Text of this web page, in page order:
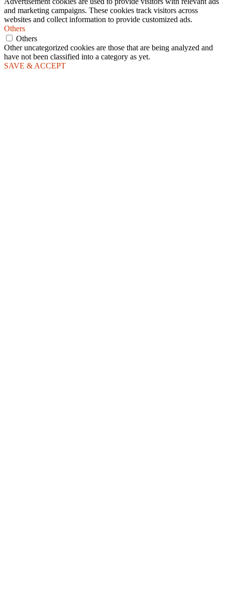
and marketing campaigns. These cookies track visitors across
websites and collect information to provide customized ads.
Others
Others
Other uncategorized cookies are those that are being analyzed and
have not been classified into a category as yet.
SAVE & ACCEPT